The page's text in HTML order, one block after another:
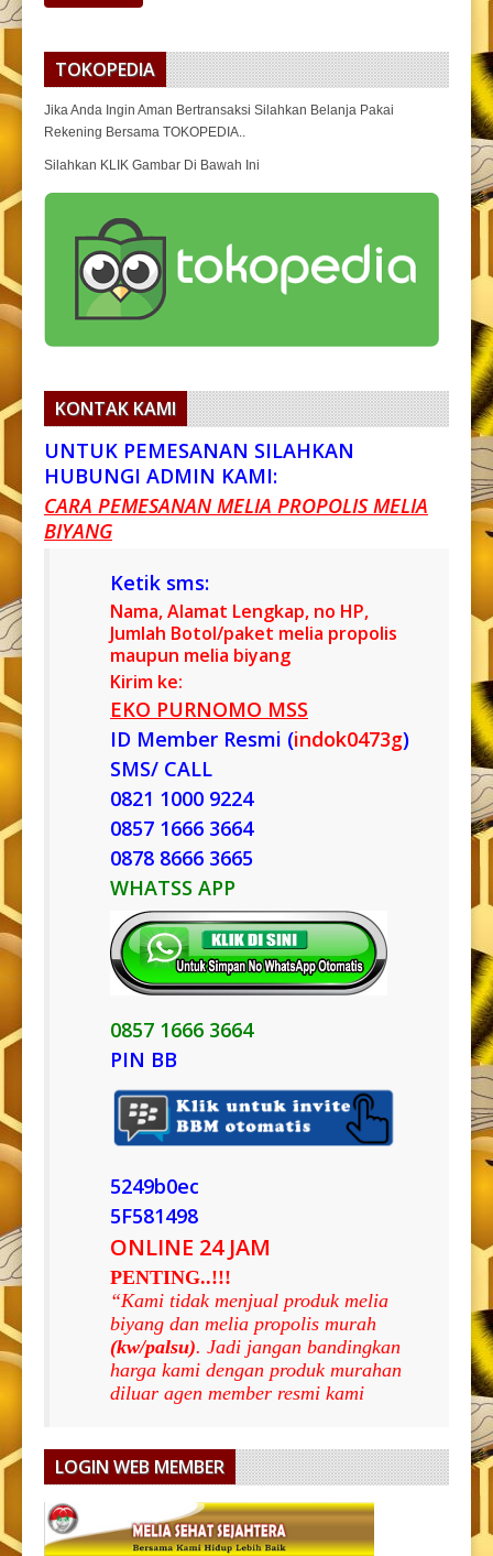
TOKOPEDIA
Jika Anda Ingin Aman Bertransaksi Silahkan Belanja Pakai
Rekening Bersama TOKOPEDIA..
Silahkan KLIK Gambar Di Bawah Ini
KONTAK KAMI
UNTUK PEMESANAN SILAHKAN
HUBUNGI ADMIN KAMI:
CARA PEMESANAN MELIA PROPOLIS MELIA
BIYANG
Ketik sms:
Nama, Alamat Lengkap, no HP,
Jumlah Botol/paket melia propolis
maupun melia biyang
Kirim ke:
EKO PURNOMO MSS
ID Member Resmi (indok0473g)
SMS/ CALL
0821 1000 9224
0857 1666 3664
0878 8666 3665
WHATSS APP
0857 1666 3664
PIN BB
5249b0ec
5F581498
ONLINE 24 JAM
PENTING..!!!
“Kami tidak menjual produk melia
biyang dan melia propolis murah
(kw/palsu). Jadi jangan bandingkan
harga kami dengan produk murahan
diluar agen member resmi kami
LOGIN WEB MEMBER